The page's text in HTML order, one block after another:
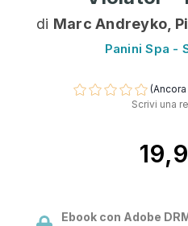
di Marc Andreyko, Piotr Kowalski, Kyle Hotz, John
Panini Spa -
Scrivi una
Ebook con Adobe